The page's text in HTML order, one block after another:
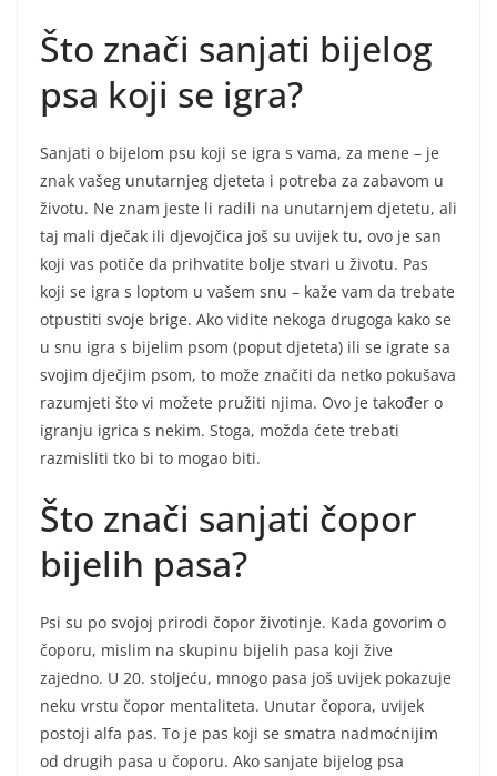
Što znači sanjati bijelog
psa koji se igra?
Sanjati o bijelom psu koji se igra s vama, za mene – je
znak vašeg unutarnjeg djeteta i potreba za zabavom u
životu. Ne znam jeste li radili na unutarnjem djetetu, ali
taj mali dječak ili djevojčica još su uvijek tu, ovo je san
koji vas potiče da prihvatite bolje stvari u životu. Pas
koji se igra s loptom u vašem snu – kaže vam da trebate
otpustiti svoje brige. Ako vidite nekoga drugoga kako se
u snu igra s bijelim psom (poput djeteta) ili se igrate sa
svojim dječjim psom, to može značiti da netko pokušava
razumjeti što vi možete pružiti njima. Ovo je također o
igranju igrica s nekim. Stoga, možda ćete trebati
razmisliti tko bi to mogao biti.
Što znači sanjati čopor
bijelih pasa?
Psi su po svojoj prirodi čopor životinje. Kada govorim o
čoporu, mislim na skupinu bijelih pasa koji žive
zajedno. U 20. stoljeću, mnogo pasa još uvijek pokazuje
neku vrstu čopor mentaliteta. Unutar čopora, uvijek
postoji alfa pas. To je pas koji se smatra nadmoćnijim
od drugih pasa u čoporu. Ako sanjate bijelog psa